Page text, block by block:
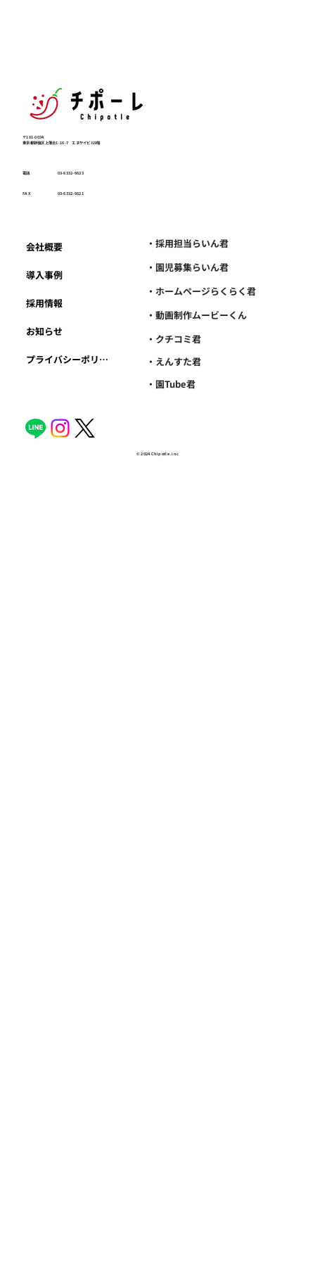
〒161-0034
東京都新宿区上落合1-16-7 エヌケイビル9階
電話
FAX
03-6332-6623
03-6332-6621
会社概要
導入事例
採用情報
お知らせ
プライバシーポリシー
・採用担当らいん君
・園児募集らいん君
・動画制作ムービーくん
・ホームページらくらく君
・クチコミ君
・えんすた君
・園Tube君
© 2024 Chipotle .inc